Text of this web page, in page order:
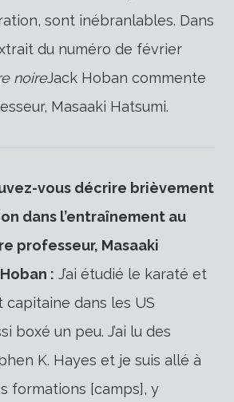
sont inébranlables. Dans
du numéro de février
noireJack Hoban commente
Masaaki Hatsumi.
vous décrire brièvement
dans l’entraînement au
professeur, Masaaki
: J’ai étudié le karaté et
dans les US
boxé un peu. J’ai lu des
K. Hayes et je suis allé à
formations [camps], y